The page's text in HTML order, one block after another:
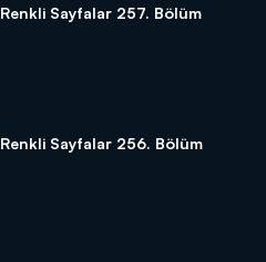
Renkli Sayfalar 257. Bölüm
Renkli Sayfalar 256. Bölüm